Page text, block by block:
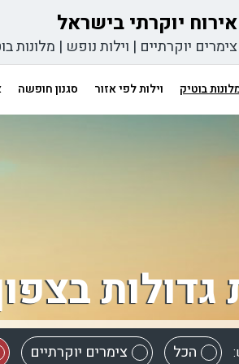
אירוח יוקרתי בישראל
צימרים יוקרתיים | וילות נופש | מלונות
בוטיק וילות לפי אזור סגנון חופשה
גדולות
הכל צימרים יוקרתיים